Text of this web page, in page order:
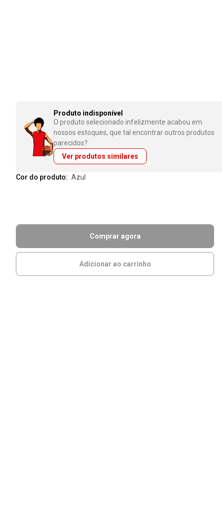
Produto indisponível
O produto selecionado infelizmente acabou em
nossos estoques, que tal encontrar outros produtos
parecidos?
Ver produtos similares
Cor do produto: azul
Comprar agora
Adicionar ao carrinho